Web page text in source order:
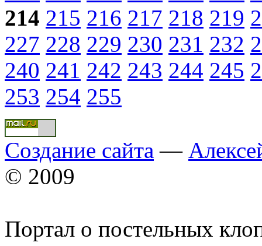
214 215 216 217 218 219
227 228 229 230 231 232
240 241 242 243 244 245
253 254 255
Создание сайта —
© 2009
Портал о постельных